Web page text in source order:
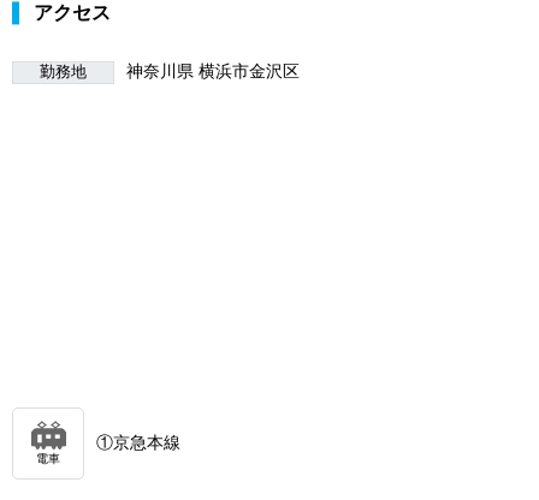
アクセス
勤務地 神奈川県 横浜市金沢区
電車
①京急本線